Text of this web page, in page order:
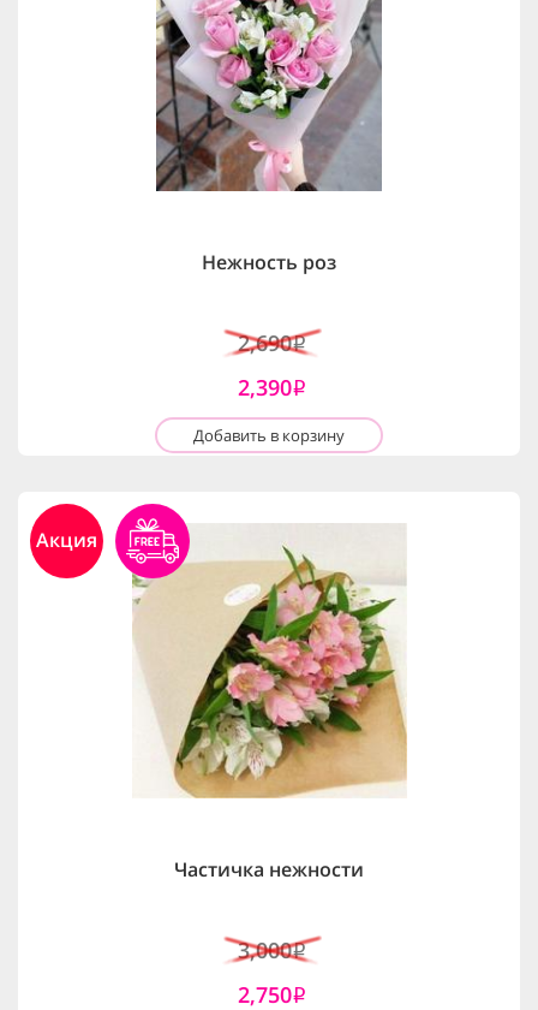
Нежность роз
2,690i
2,390i
Добавить в корзину
Акция
Частичка нежности
3,000i
2,750i